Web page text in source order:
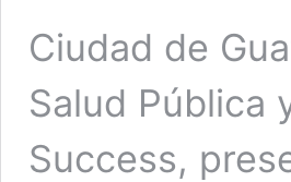
Ciudad de
Salud Pública
Success,